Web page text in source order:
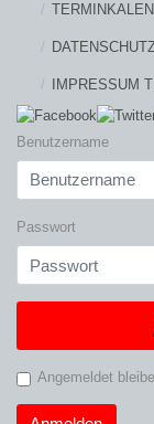
IMPRESSUM
Benutzername
Passwort
Angemeldet